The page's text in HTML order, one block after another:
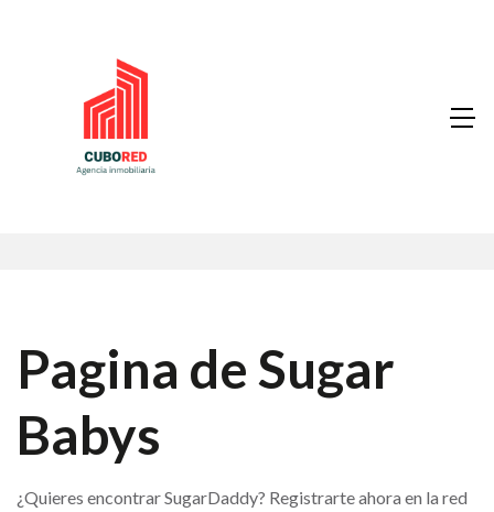
Pagina de Sugar
Babys
¿Quieres encontrar SugarDaddy? Registrarte ahora en la red